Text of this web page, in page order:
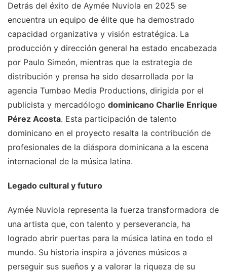
Detrás del éxito de Aymée Nuviola en 2025 se
encuentra un equipo de élite que ha demostrado
capacidad organizativa y visión estratégica. La
producción y dirección general ha estado encabezada
por Paulo Simeón, mientras que la estrategia de
distribución y prensa ha sido desarrollada por la
agencia Tumbao Media Productions, dirigida por el
publicista y mercadólogo dominicano Charlie Enrique
Pérez Acosta. Esta participación de talento
dominicano en el proyecto resalta la contribución de
profesionales de la diáspora dominicana a la escena
internacional de la música latina.
Legado cultural y futuro
Aymée Nuviola representa la fuerza transformadora de
una artista que, con talento y perseverancia, ha
logrado abrir puertas para la música latina en todo el
mundo. Su historia inspira a jóvenes músicos a
perseguir sus sueños y a valorar la riqueza de su